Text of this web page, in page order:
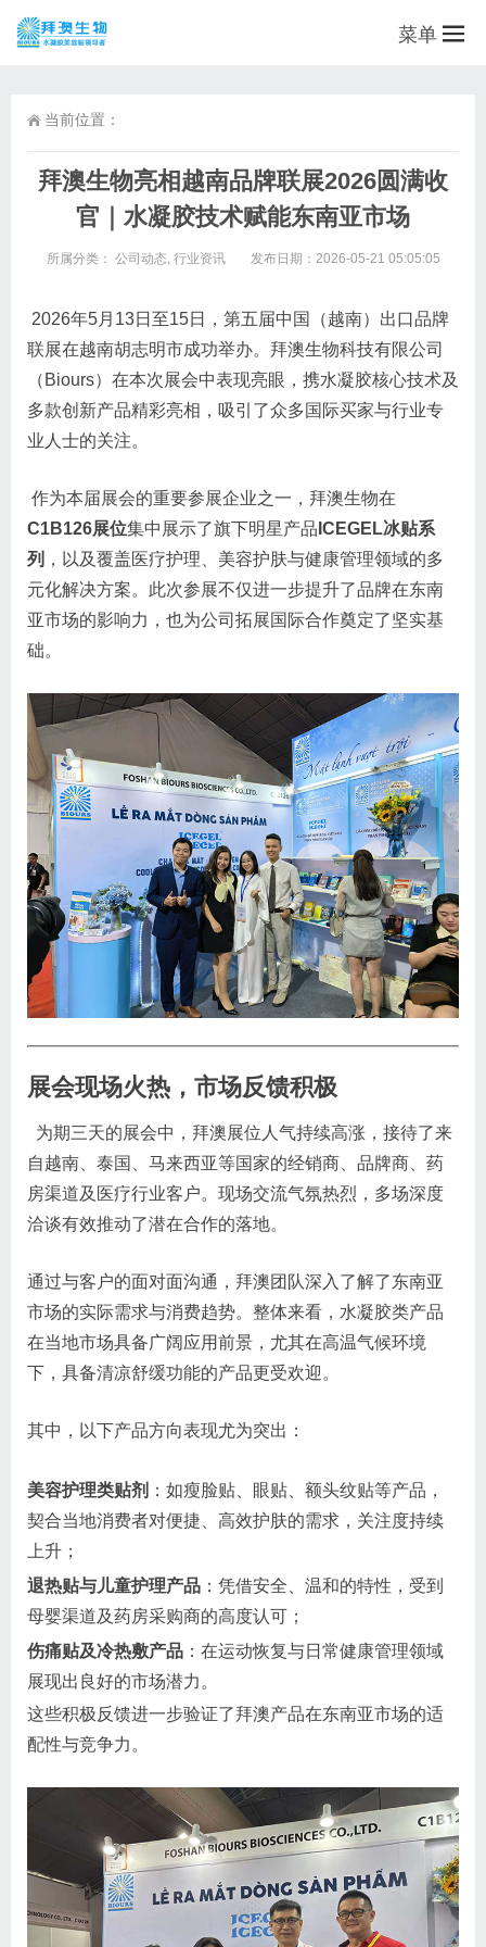
菜单
当前位置：
拜澳生物亮相越南品牌联展2026圆满收
官｜水凝胶技术赋能东南亚市场
所属分类： 公司动态, 行业资讯 发布日期：2026-05-21 05:05:05
2026年5月13日至15日，第五届中国（越南）出口品牌
联展在越南胡志明市成功举办。拜澳生物科技有限公司
（Biours）在本次展会中表现亮眼，携水凝胶核心技术及
多款创新产品精彩亮相，吸引了众多国际买家与行业专
业人士的关注。
作为本届展会的重要参展企业之一，拜澳生物在
C1B126展位集中展示了旗下明星产品 ICEGEL冰贴系
列 ，以及覆盖医疗护理、美容护肤与健康管理领域的多
元化解决方案。此次参展不仅进一步提升了品牌在东南
亚市场的影响力，也为公司拓展国际合作奠定了坚实基
础。
展会现场火热，市场反馈积极
为期三天的展会中，拜澳展位人气持续高涨，接待了来
自越南、泰国、马来西亚等国家的经销商、品牌商、药
房渠道及医疗行业客户。现场交流气氛热烈，多场深度
洽谈有效推动了潜在合作的落地。
通过与客户的面对面沟通，拜澳团队深入了解了东南亚
市场的实际需求与消费趋势。整体来看，水凝胶类产品
在当地市场具备广阔应用前景，尤其在高温气候环境
下，具备清凉舒缓功能的产品更受欢迎。
其中，以下产品方向表现尤为突出：
美容护理类贴剂 ：如瘦脸贴、眼贴、额头纹贴等产品，
契合当地消费者对便捷、高效护肤的需求，关注度持续
上升；
退热贴与儿童护理产品 ：凭借安全、温和的特性，受到
母婴渠道及药房采购商的高度认可；
伤痛贴及冷热敷产品 ：在运动恢复与日常健康管理领域
展现出良好的市场潜力。
这些积极反馈进一步验证了拜澳产品在东南亚市场的适
配性与竞争力。